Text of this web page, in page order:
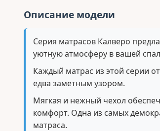
Описание модели
Серия матрасов Калверо
уютную атмосферу в вашей
Каждый матрас из этой серии
едва заметным узором.
Мягкая и нежный чехол
комфорт. Одна из самых
матраса.